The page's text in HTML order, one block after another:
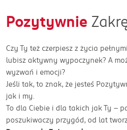
Pozytywnie
Czy Ty też czerpiesz z życia
lubisz aktywny wypoczynek? A
wyzwań i emocji?
Jeśli tak, to znak, że jesteś
jak i my.
To dla Ciebie i dla takich jak Ty –
poszukiwaczy przygód, od lat